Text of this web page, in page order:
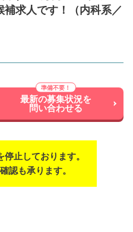
求人です！（内科系／
最新の募集状況を
問い合わせる
止しております。
認も承ります。